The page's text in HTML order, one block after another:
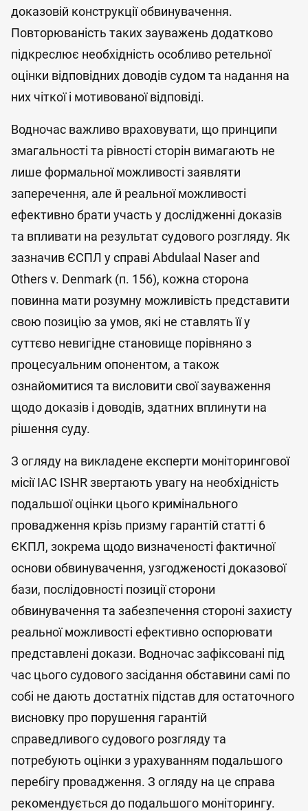
доказовій конструкції обвинувачення.
Повторюваність таких зауважень додатково
підкреслює необхідність особливо ретельної
оцінки відповідних доводів судом та надання на
них чіткої і мотивованої відповіді.
Водночас важливо враховувати, що принципи
змагальності та рівності сторін вимагають не
лише формальної можливості заявляти
заперечення, але й реальної можливості
ефективно брати участь у дослідженні доказів
та впливати на результат судового розгляду. Як
зазначив ЄСПЛ у справі Abdulaal Naser and
Others v. Denmark (п. 156), кожна сторона
повинна мати розумну можливість представити
свою позицію за умов, які не ставлять її у
суттєво невигідне становище порівняно з
процесуальним опонентом, а також
ознайомитися та висловити свої зауваження
щодо доказів і доводів, здатних вплинути на
рішення суду.
З огляду на викладене експерти моніторингової
місії IAC ISHR звертають увагу на необхідність
подальшої оцінки цього кримінального
провадження крізь призму гарантій статті 6
ЄКПЛ, зокрема щодо визначеності фактичної
основи обвинувачення, узгодженості доказової
бази, послідовності позиції сторони
обвинувачення та забезпечення стороні захисту
реальної можливості ефективно оспорювати
представлені докази. Водночас зафіксовані під
час цього судового засідання обставини самі по
собі не дають достатніх підстав для остаточного
висновку про порушення гарантій
справедливого судового розгляду та
потребують оцінки з урахуванням подальшого
перебігу провадження. З огляду на це справа
рекомендується до подальшого моніторингу.